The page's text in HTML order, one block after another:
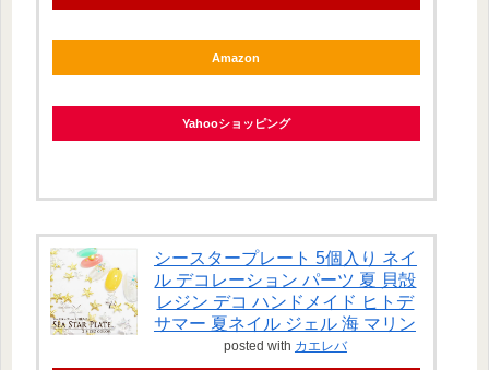
Amazon
Yahooショッピング
シースタープレート 5個入り ネイ
ル デコレーション パーツ 夏 貝殻
レジン デコ ハンドメイド ヒトデ
サマー 夏ネイル ジェル 海 マリン
posted with カエレバ